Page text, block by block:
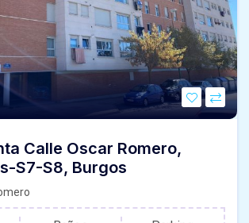
Calle Oscar Romero,
S7-S8, Burgos